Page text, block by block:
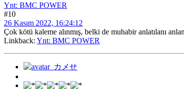
Ynt: BMC POWER
#10
26 Kasım 2022, 16:24:12
Çok kötü kaleme alınmış, belki de muhabir anlatılanı
Linkback: Ynt: BMC POWER